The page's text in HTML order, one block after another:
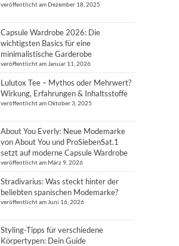
veröffentlicht am Dezember 18, 2025
Capsule Wardrobe 2026: Die
wichtigsten Basics für eine
minimalistische Garderobe
veröffentlicht am Januar 11, 2026
Lulutox Tee – Mythos oder Mehrwert?
Wirkung, Erfahrungen & Inhaltsstoffe
veröffentlicht am Oktober 3, 2025
About You Everly: Neue Modemarke
von About You und ProSiebenSat.1
setzt auf moderne Capsule Wardrobe
veröffentlicht am März 9, 2026
Stradivarius: Was steckt hinter der
beliebten spanischen Modemarke?
veröffentlicht am Juni 16, 2026
Styling-Tipps für verschiedene
Körpertypen: Dein Guide